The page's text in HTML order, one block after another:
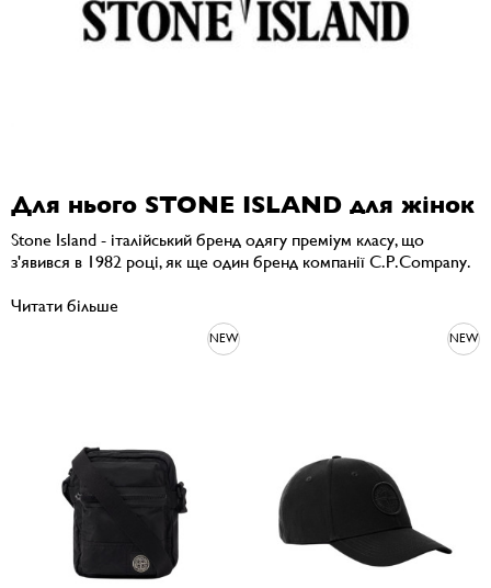
Для нього STONE ISLAND для жінок
Stone Island - італійський бренд одягу преміум класу, що
з'явився в 1982 році, як ще один бренд компанії C.P.Company.
Читати більше
NEW NEW